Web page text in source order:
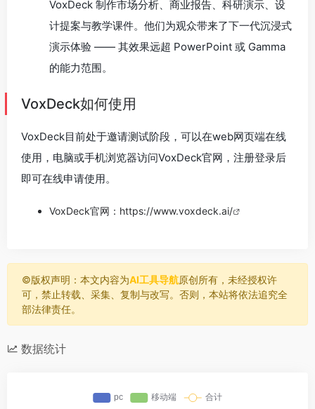
VoxDeck 制作市场分析、商业报告、科研演示、设
计提案与教学课件。他们为观众带来了下一代沉浸式
演示体验 —— 其效果远超 PowerPoint 或 Gamma
的能力范围。
VoxDeck如何使用
VoxDeck目前处于邀请测试阶段，可以在web网页端在线
使用，电脑或手机浏览器访问VoxDeck官网，注册登录后
即可在线申请使用。
VoxDeck官网： https://www.voxdeck.ai/
©️版权声明：本文内容为AI工具导航原创所有，未经授权许
可，禁止转载、采集、复制与改写。否则，本站将依法追究全
部法律责任。
数据统计